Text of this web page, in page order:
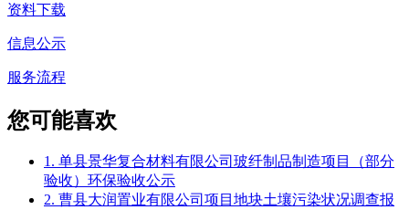
资料下载
信息公示
服务流程
您可能喜欢
1. 单县景华复合材料有限公司玻纤制品制造项目（部分
验收）环保验收公示
2. 曹县大润置业有限公司项目地块土壤污染状况调查报